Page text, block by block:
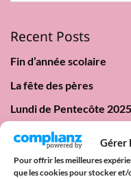
Gérer
Pour offrir les meilleures
que les cookies pour stocker et/
Recent Posts
Fin d’année scolaire
La fête des pères
Lundi de Pentecôte
Date Pride 2025 :
France